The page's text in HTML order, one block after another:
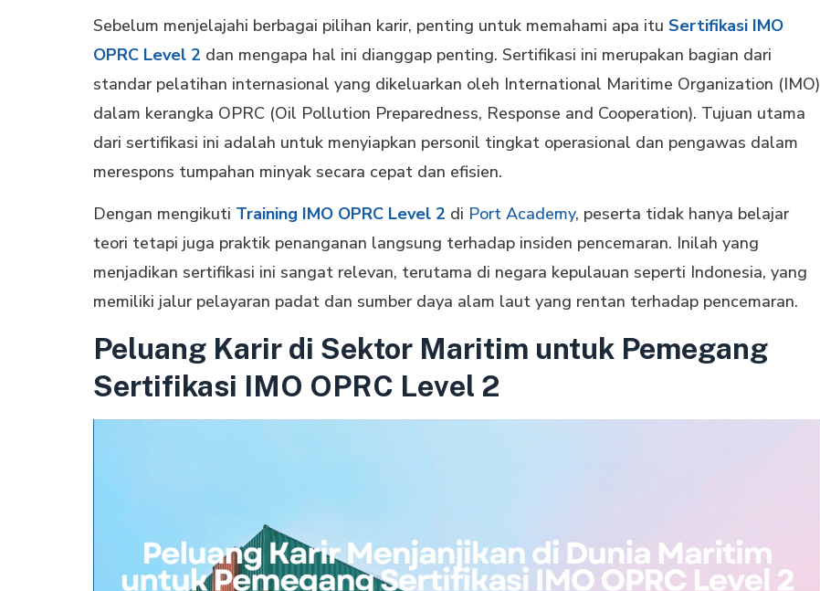
Sebelum menjelajahi berbagai pilihan karir, penting untuk memahami apa itu Sertifikasi IMO
OPRC Level 2 dan mengapa hal ini dianggap penting. Sertifikasi ini merupakan bagian dari
standar pelatihan internasional yang dikeluarkan oleh International Maritime Organization (IMO)
dalam kerangka OPRC (Oil Pollution Preparedness, Response and Cooperation). Tujuan utama
dari sertifikasi ini adalah untuk menyiapkan personil tingkat operasional dan pengawas dalam
merespons tumpahan minyak secara cepat dan efisien.
Dengan mengikuti Training IMO OPRC Level 2 di Port Academy, peserta tidak hanya belajar
teori tetapi juga praktik penanganan langsung terhadap insiden pencemaran. Inilah yang
menjadikan sertifikasi ini sangat relevan, terutama di negara kepulauan seperti Indonesia, yang
memiliki jalur pelayaran padat dan sumber daya alam laut yang rentan terhadap pencemaran.
Peluang Karir di Sektor Maritim untuk Pemegang
Sertifikasi IMO OPRC Level 2